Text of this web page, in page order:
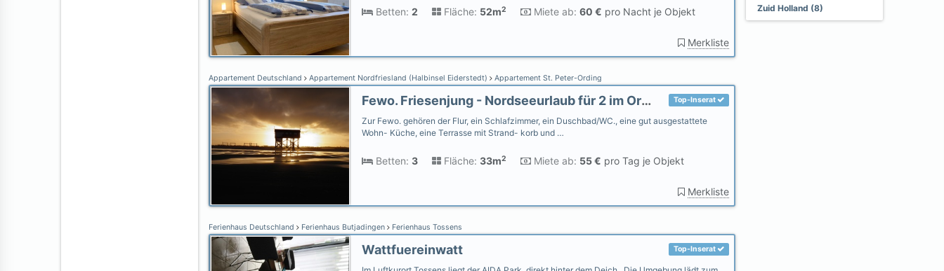
Betten: 2 Fläche: 52m2 Miete ab: 60 € pro Nacht je Objekt
Merkliste
Appartement Deutschland Appartement Nordfriesland (Halbinsel Eiderstedt) Appartement St. Peter-Ording
Top-Inserat
Fewo. Friesenjung - Nordseeurlaub für 2 im Ortsteil Dorf
Zur Fewo. gehören der Flur, ein Schlafzimmer, ein Duschbad/WC., eine gut ausgestattete
Wohn- Küche, eine Terrasse mit Strand- korb und …
Betten: 3 Fläche: 33m2 Miete ab: 55 € pro Tag je Objekt
Merkliste
Ferienhaus Deutschland Ferienhaus Butjadingen Ferienhaus Tossens
Top-Inserat
Wattfuereinwatt
Zuid Holland (8)